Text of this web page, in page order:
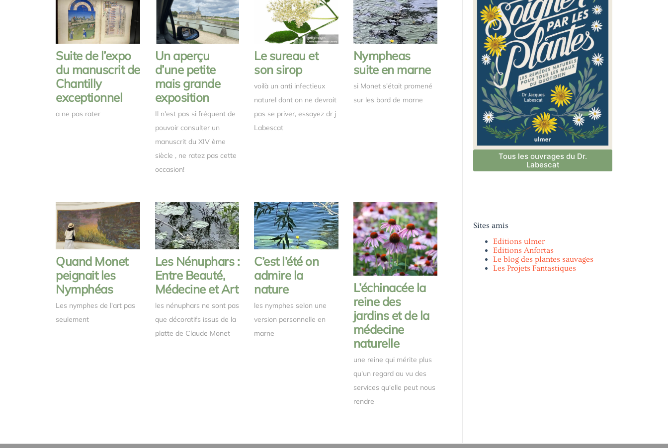
Suite de l’expo
du manuscrit de
Chantilly
exceptionnel
a ne pas rater
Un aperçu
d’une petite
mais grande
exposition
Il n'est pas si fréquent de
pouvoir consulter un
manuscrit du XIV ème
siècle , ne ratez pas cette
occasion!
Le sureau et
son sirop
voilà un anti infectieux
naturel dont on ne devrait
pas se priver, essayez dr j
Labescat
Nympheas
suite en marne
si Monet s'était promené
sur les bord de marne
Quand Monet
peignait les
Nymphéas
Les nymphes de l'art pas
seulement
Les Nénuphars :
Entre Beauté,
Médecine et Art
les nénuphars ne sont pas
que décoratifs issus de la
platte de Claude Monet
C’est l’été on
admire la
nature
les nymphes selon une
version personnelle en
marne
L’échinacée la
reine des
jardins et de la
médecine
naturelle
une reine qui mérite plus
qu'un regard au vu des
services qu'elle peut nous
rendre
Tous les ouvrages du Dr.
Labescat
Sites amis
Editions ulmer
Editions Anfortas
Le blog des plantes sauvages
Les Projets Fantastiques